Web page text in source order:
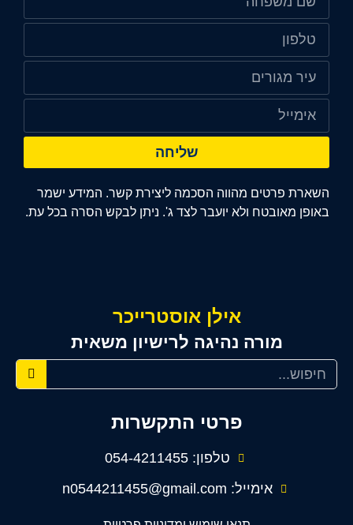
פרטי התקשרות
טלפון: 054-4211455
אימייל: n0544211455@gmail.com
אילן אוסטרייכר
מורה נהיגה לרישיון משאית
שליחה
השארת פרטים מהווה הסכמה ליצירת קשר. המידע ישמר
באופן מאובטח ולא יועבר לצד ג'. ניתן לבקש הסרה בכל עת.